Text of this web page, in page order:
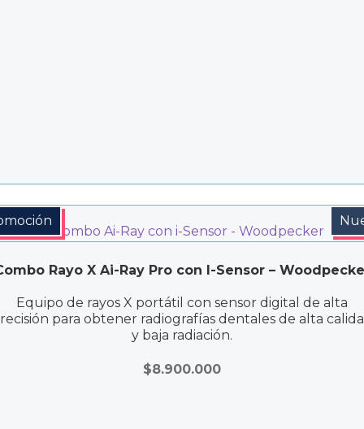
Rayo X Ai-Ray Pro con I-Sensor –
Equipo de rayos X portátil con sensor digital de alta
para obtener radiografías dentales de alta
y baja radiación.
$8.900.000